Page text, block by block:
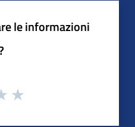
le informazioni